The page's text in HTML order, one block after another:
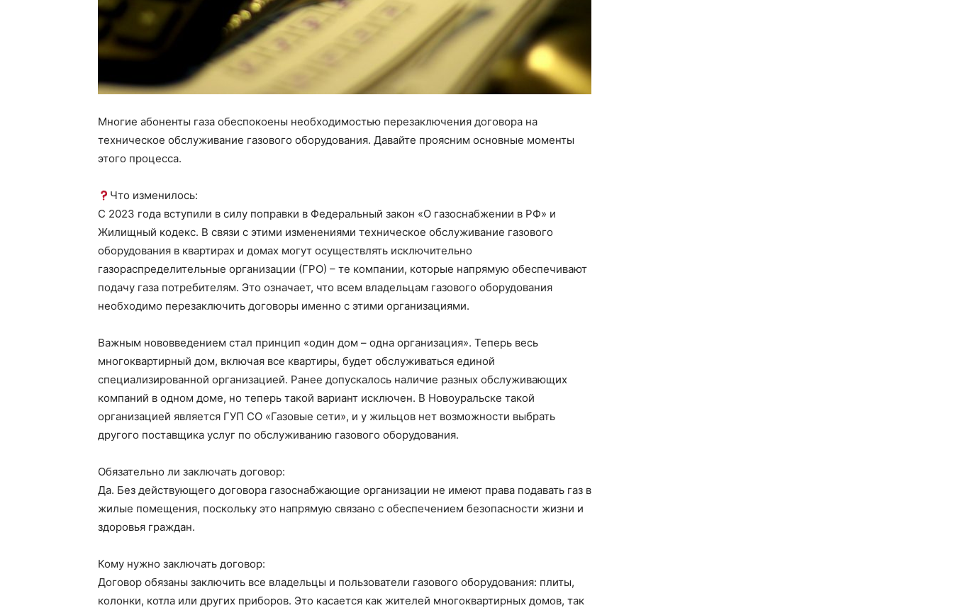
Многие абоненты газа обеспокоены необходимостью перезаключения договора на
техническое обслуживание газового оборудования. Давайте проясним основные моменты
этого процесса.
Что изменилось:
С 2023 года вступили в силу поправки в Федеральный закон «О газоснабжении в РФ» и
Жилищный кодекс. В связи с этими изменениями техническое обслуживание газового
оборудования в квартирах и домах могут осуществлять исключительно
газораспределительные организации (ГРО) – те компании, которые напрямую обеспечивают
подачу газа потребителям. Это означает, что всем владельцам газового оборудования
необходимо перезаключить договоры именно с этими организациями.
Важным нововведением стал принцип «один дом – одна организация». Теперь весь
многоквартирный дом, включая все квартиры, будет обслуживаться единой
специализированной организацией. Ранее допускалось наличие разных обслуживающих
компаний в одном доме, но теперь такой вариант исключен. В Новоуральске такой
организацией является ГУП СО «Газовые сети», и у жильцов нет возможности выбрать
другого поставщика услуг по обслуживанию газового оборудования.
Обязательно ли заключать договор:
Да. Без действующего договора газоснабжающие организации не имеют права подавать газ в
жилые помещения, поскольку это напрямую связано с обеспечением безопасности жизни и
здоровья граждан.
Кому нужно заключать договор:
Договор обязаны заключить все владельцы и пользователи газового оборудования: плиты,
колонки, котла или других приборов. Это касается как жителей многоквартирных домов, так